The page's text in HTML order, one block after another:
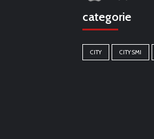
categorie
CITY CITY SMI